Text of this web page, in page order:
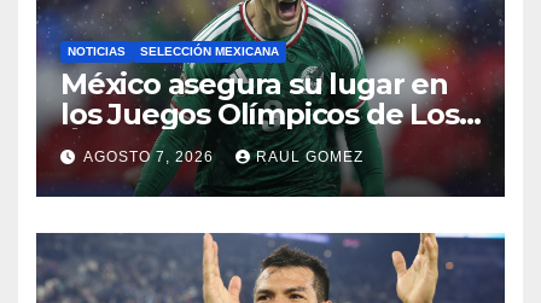
NOTICIAS SELECCIÓN MEXICANA
México asegura su lugar en
los Juegos Olímpicos de Los
Ángeles 2028
AGOSTO 7, 2026 RAUL GOMEZ